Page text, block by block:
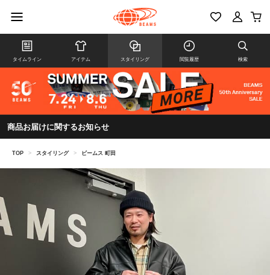
タイムライン アイテム スタイリング 閲覧履歴 検索
商品お届けに関するお知らせ
TOP > スタイリング > ビームス 町田